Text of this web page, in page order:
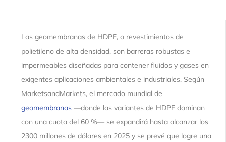
Las geomembranas de HDPE, o revestimientos de
polietileno de alta densidad, son barreras robustas e
impermeables diseñadas para contener fluidos y gases en
exigentes aplicaciones ambientales e industriales. Según
MarketsandMarkets, el mercado mundial de
geomembranas—donde las variantes de HDPE dominan
con una cuota del 60 %— se expandirá hasta alcanzar los
2300 millones de dólares en 2025 y se prevé que logre una